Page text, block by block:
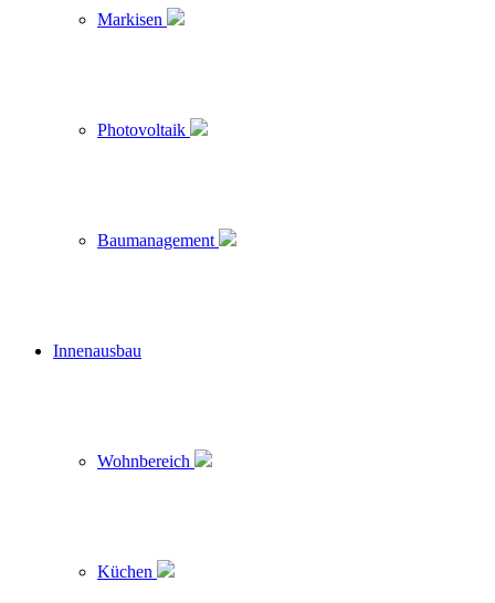
Markisen
Photovoltaik
Baumanagement
Innenausbau
Wohnbereich
Küchen